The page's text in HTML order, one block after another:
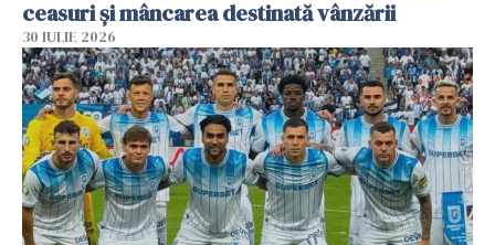
ceasuri și mâncarea destinată vânzării
30 IULIE 2026